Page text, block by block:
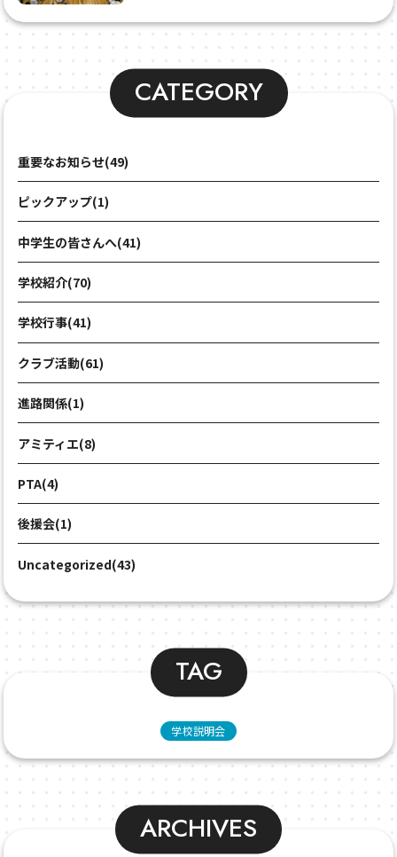
CATEGORY
重要なお知らせ(49)
ピックアップ(1)
中学生の皆さんへ(41)
学校紹介(70)
学校行事(41)
クラブ活動(61)
進路関係(1)
アミティエ(8)
PTA(4)
後援会(1)
Uncategorized(43)
TAG
学校説明会
ARCHIVES